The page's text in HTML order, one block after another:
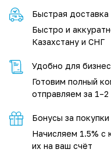
Быстрая доставка
Быстро и
Казахстану и СНГ
Удобно для
Готовим полный
отправляем за 1–2
Бонусы за покупки
Начисляем 1.5% с
их на ваш счёт